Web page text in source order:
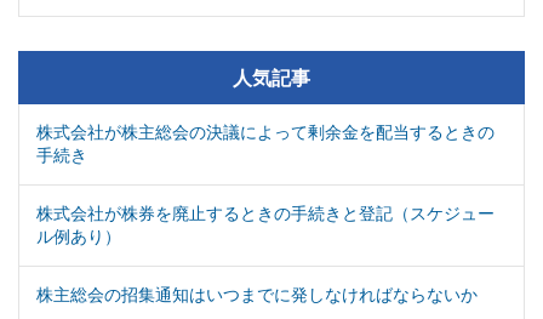
人気記事
株式会社が株主総会の決議によって剰余金を配当するときの
手続き
株式会社が株券を廃止するときの手続きと登記（スケジュー
ル例あり）
株主総会の招集通知はいつまでに発しなければならないか